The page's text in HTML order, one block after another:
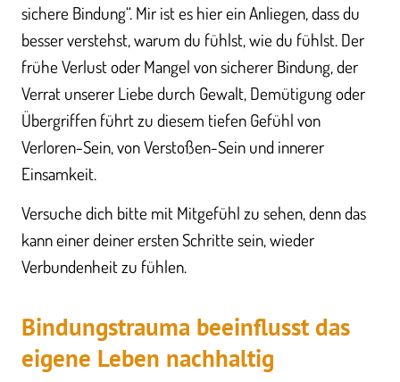
sichere Bindung“. Mir ist es hier ein Anliegen, dass du
besser verstehst, warum du fühlst, wie du fühlst. Der
frühe Verlust oder Mangel von sicherer Bindung, der
Verrat unserer Liebe durch Gewalt, Demütigung oder
Übergriffen führt zu diesem tiefen Gefühl von
Verloren-Sein, von Verstoßen-Sein und innerer
Einsamkeit.
Versuche dich bitte mit Mitgefühl zu sehen, denn das
kann einer deiner ersten Schritte sein, wieder
Verbundenheit zu fühlen.
Bindungstrauma beeinflusst das
eigene Leben nachhaltig